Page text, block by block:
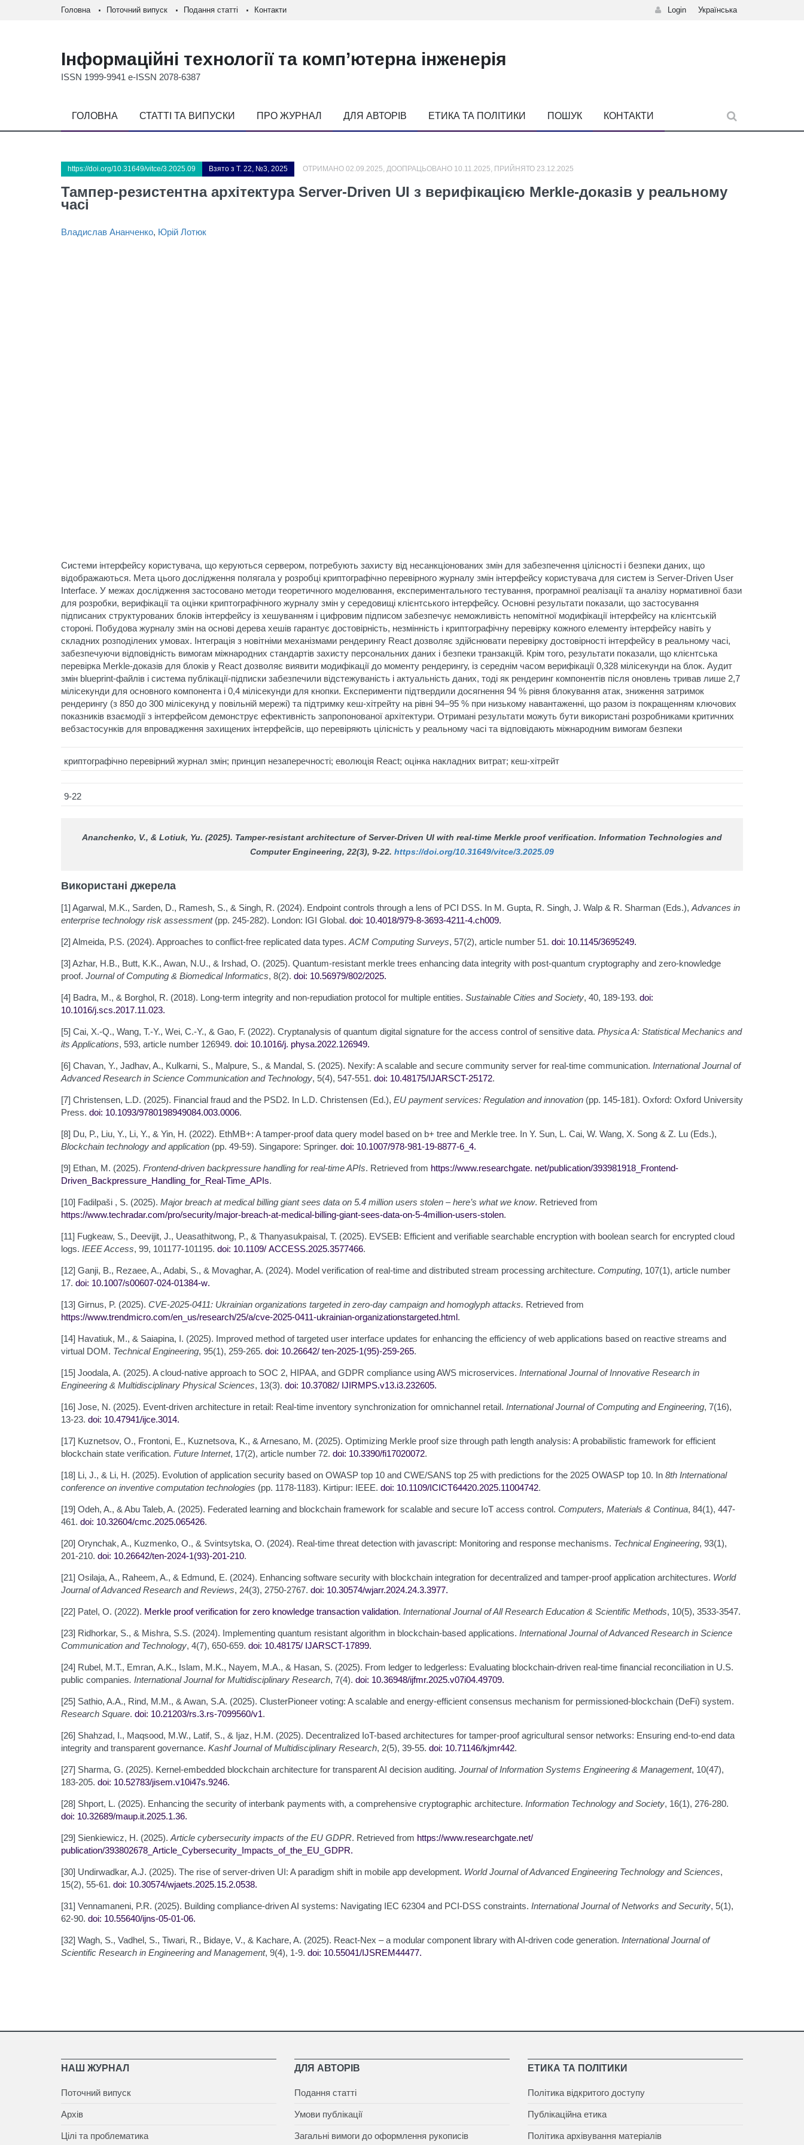
Головна Поточний випуск Подання статті Контакти Login Українська
Інформаційні технології та комп’ютерна інженерія
ISSN 1999-9941 e-ISSN 2078-6387
ГОЛОВНА СТАТТІ ТА ВИПУСКИ ПРО ЖУРНАЛ ДЛЯ АВТОРІВ ЕТИКА ТА ПОЛІТИКИ ПОШУК КОНТАКТИ
https://doi.org/10.31649/vitce/3.2025.09 Взято з Т. 22, №3, 2025 ОТРИМАНО 02.09.2025, ДООПРАЦЬОВАНО 10.11.2025, ПРИЙНЯТО 23.12.2025
Тампер-резистентна архітектура Server-Driven UI з верифікацією Merkle-доказів у реальному
часі
Владислав Ананченко, Юрій Лотюк
Системи інтерфейсу користувача, що керуються сервером, потребують захисту від несанкціонованих змін для забезпечення цілісності і безпеки даних, що
відображаються. Мета цього дослідження полягала у розробці криптографічно перевірного журналу змін інтерфейсу користувача для систем із Server-Driven User
Interface. У межах дослідження застосовано методи теоретичного моделювання, експериментального тестування, програмної реалізації та аналізу нормативної бази
для розробки, верифікації та оцінки криптографічного журналу змін у середовищі клієнтського інтерфейсу. Основні результати показали, що застосування
підписаних структурованих блоків інтерфейсу із хешуванням і цифровим підписом забезпечує неможливість непомітної модифікації інтерфейсу на клієнтській
стороні. Побудова журналу змін на основі дерева хешів гарантує достовірність, незмінність і криптографічну перевірку кожного елементу інтерфейсу навіть у
складних розподілених умовах. Інтеграція з новітніми механізмами рендерингу React дозволяє здійснювати перевірку достовірності інтерфейсу в реальному часі,
забезпечуючи відповідність вимогам міжнародних стандартів захисту персональних даних і безпеки транзакцій. Крім того, результати показали, що клієнтська
перевірка Merkle-доказів для блоків у React дозволяє виявити модифікації до моменту рендерингу, із середнім часом верифікації 0,328 мілісекунди на блок. Аудит
змін blueprint-файлів і система публікації-підписки забезпечили відстежуваність і актуальність даних, тоді як рендеринг компонентів після оновлень тривав лише 2,7
мілісекунди для основного компонента і 0,4 мілісекунди для кнопки. Експерименти підтвердили досягнення 94 % рівня блокування атак, зниження затримок
рендерингу (з 850 до 300 мілісекунд у повільній мережі) та підтримку кеш-хітрейту на рівні 94–95 % при низькому навантаженні, що разом із покращенням ключових
показників взаємодії з інтерфейсом демонструє ефективність запропонованої архітектури. Отримані результати можуть бути використані розробниками критичних
вебзастосунків для впровадження захищених інтерфейсів, що перевіряють цілісність у реальному часі та відповідають міжнародним вимогам безпеки
криптографічно перевірний журнал змін; принцип незаперечності; еволюція React; оцінка накладних витрат; кеш-хітрейт
9-22
Ananchenko, V., & Lotiuk, Yu. (2025). Tamper-resistant architecture of Server-Driven UI with real-time Merkle proof verification. Information Technologies and
Computer Engineering, 22(3), 9-22. https://doi.org/10.31649/vitce/3.2025.09
Використані джерела
[1] Agarwal, M.K., Sarden, D., Ramesh, S., & Singh, R. (2024). Endpoint controls through a lens of PCI DSS. In M. Gupta, R. Singh, J. Walp & R. Sharman (Eds.), Advances in
enterprise technology risk assessment(pp. 245-282). London: IGI Global. doi: 10.4018/979-8-3693-4211-4.ch009.
[2] Almeida, P.S. (2024). Approaches to conflict-free replicated data types. ACM Computing Surveys, 57(2), article number 51. doi: 10.1145/3695249.
[3] Azhar, H.B., Butt, K.K., Awan, N.U., & Irshad, O. (2025). Quantum-resistant merkle trees enhancing data integrity with post-quantum cryptography and zero-knowledge
proof. Journal of Computing & Biomedical Informatics, 8(2). doi: 10.56979/802/2025.
[4] Badra, M., & Borghol, R. (2018). Long-term integrity and non-repudiation protocol for multiple entities. Sustainable Cities and Society, 40, 189-193. doi:
10.1016/j.scs.2017.11.023.
[5] Cai, X.-Q., Wang, T.-Y., Wei, C.-Y., & Gao, F. (2022). Cryptanalysis of quantum digital signature for the access control of sensitive data. Physica A: Statistical Mechanics and
its Applications, 593, article number 126949. doi: 10.1016/j. physa.2022.126949.
[6] Chavan, Y., Jadhav, A., Kulkarni, S., Malpure, S., & Mandal, S. (2025). Nexify: A scalable and secure community server for real-time communication. International Journal of
Advanced Research in Science Communication and Technology, 5(4), 547-551. doi: 10.48175/IJARSCT-25172.
[7] Christensen, L.D. (2025). Financial fraud and the PSD2. In L.D. Christensen (Ed.), EU payment services: Regulation and innovation (pp. 145-181). Oxford: Oxford University
Press. doi: 10.1093/9780198949084.003.0006.
[8] Du, P., Liu, Y., Li, Y., & Yin, H. (2022). EthMB+: A tamper-proof data query model based on b+ tree and Merkle tree. In Y. Sun, L. Cai, W. Wang, X. Song & Z. Lu (Eds.),
Blockchain technology and application (pp. 49-59). Singapore: Springer. doi: 10.1007/978-981-19-8877-6_4.
[9] Ethan, M. (2025). Frontend-driven backpressure handling for real-time APIs. Retrieved from https://www.researchgate. net/publication/393981918_Frontend-
Driven_Backpressure_Handling_for_Real-Time_APIs.
[10] Fadilpaši , S. (2025). Major breach at medical billing giant sees data on 5.4 million users stolen – here’s what we know. Retrieved from
https://www.techradar.com/pro/security/major-breach-at-medical-billing-giant-sees-data-on-5-4million-users-stolen.
[11] Fugkeaw, S., Deevijit, J., Ueasathitwong, P., & Thanyasukpaisal, T. (2025). EVSEB: Efficient and verifiable searchable encryption with boolean search for encrypted cloud
logs. IEEE Access, 99, 101177-101195. doi: 10.1109/ ACCESS.2025.3577466.
[12] Ganji, B., Rezaee, A., Adabi, S., & Movaghar, A. (2024). Model verification of real-time and distributed stream processing architecture. Computing, 107(1), article number
17. doi: 10.1007/s00607-024-01384-w.
[13] Girnus, P. (2025). CVE-2025-0411: Ukrainian organizations targeted in zero-day campaign and homoglyph attacks. Retrieved from
https://www.trendmicro.com/en_us/research/25/a/cve-2025-0411-ukrainian-organizationstargeted.html.
[14] Havatiuk, M., & Saiapina, I. (2025). Improved method of targeted user interface updates for enhancing the efficiency of web applications based on reactive streams and
virtual DOM. Technical Engineering, 95(1), 259-265. doi: 10.26642/ ten-2025-1(95)-259-265.
[15] Joodala, A. (2025). A cloud-native approach to SOC 2, HIPAA, and GDPR compliance using AWS microservices. International Journal of Innovative Research in
Engineering & Multidisciplinary Physical Sciences, 13(3). doi: 10.37082/ IJIRMPS.v13.i3.232605.
[16] Jose, N. (2025). Event-driven architecture in retail: Real-time inventory synchronization for omnichannel retail. International Journal of Computing and Engineering, 7(16),
13-23. doi: 10.47941/ijce.3014.
[17] Kuznetsov, O., Frontoni, E., Kuznetsova, K., & Arnesano, M. (2025). Optimizing Merkle proof size through path length analysis: A probabilistic framework for efficient
blockchain state verification. Future Internet, 17(2), article number 72. doi: 10.3390/fi17020072.
[18] Li, J., & Li, H. (2025). Evolution of application security based on OWASP top 10 and CWE/SANS top 25 with predictions for the 2025 OWASP top 10. In 8th International
conference on inventive computation technologies (pp. 1178-1183). Kirtipur: IEEE. doi: 10.1109/ICICT64420.2025.11004742.
[19] Odeh, A., & Abu Taleb, A. (2025). Federated learning and blockchain framework for scalable and secure IoT access control. Computers, Materials & Continua, 84(1), 447-
461. doi: 10.32604/cmc.2025.065426.
[20] Orynchak, A., Kuzmenko, O., & Svintsytska, O. (2024). Real-time threat detection with javascript: Monitoring and response mechanisms. Technical Engineering, 93(1),
201-210. doi: 10.26642/ten-2024-1(93)-201-210.
[21] Osilaja, A., Raheem, A., & Edmund, E. (2024). Enhancing software security with blockchain integration for decentralized and tamper-proof application architectures. World
Journal of Advanced Research and Reviews, 24(3), 2750-2767. doi: 10.30574/wjarr.2024.24.3.3977.
[22] Patel, O. (2022). Merkle proof verification for zero knowledge transaction validation. International Journal of All Research Education & Scientific Methods, 10(5), 3533-3547.
[23] Ridhorkar, S., & Mishra, S.S. (2024). Implementing quantum resistant algorithm in blockchain-based applications. International Journal of Advanced Research in Science
Communication and Technology, 4(7), 650-659. doi: 10.48175/ IJARSCT-17899.
[24] Rubel, M.T., Emran, A.K., Islam, M.K., Nayem, M.A., & Hasan, S. (2025). From ledger to ledgerless: Evaluating blockchain-driven real-time financial reconciliation in U.S.
public companies. International Journal for Multidisciplinary Research, 7(4). doi: 10.36948/ijfmr.2025.v07i04.49709.
[25] Sathio, A.A., Rind, M.M., & Awan, S.A. (2025). ClusterPioneer voting: A scalable and energy-efficient consensus mechanism for permissioned-blockchain (DeFi) system.
Research Square. doi: 10.21203/rs.3.rs-7099560/v1.
[26] Shahzad, I., Maqsood, M.W., Latif, S., & Ijaz, H.M. (2025). Decentralized IoT-based architectures for tamper-proof agricultural sensor networks: Ensuring end-to-end data
integrity and transparent governance. Kashf Journal of Multidisciplinary Research, 2(5), 39-55. doi: 10.71146/kjmr442.
[27] Sharma, G. (2025). Kernel-embedded blockchain architecture for transparent AI decision auditing. Journal of Information Systems Engineering & Management, 10(47),
183-205. doi: 10.52783/jisem.v10i47s.9246.
[28] Shport, L. (2025). Enhancing the security of interbank payments with, a comprehensive cryptographic architecture. Information Technology and Society, 16(1), 276-280.
doi: 10.32689/maup.it.2025.1.36.
[29] Sienkiewicz, H. (2025). Article cybersecurity impacts of the EU GDPR. Retrieved from https://www.researchgate.net/
publication/393802678_Article_Cybersecurity_Impacts_of_the_EU_GDPR.
[30] Undirwadkar, A.J. (2025). The rise of server-driven UI: A paradigm shift in mobile app development. World Journal of Advanced Engineering Technology and Sciences,
15(2), 55-61. doi: 10.30574/wjaets.2025.15.2.0538.
[31] Vennamaneni, P.R. (2025). Building compliance-driven AI systems: Navigating IEC 62304 and PCI-DSS constraints. International Journal of Networks and Security, 5(1),
62-90. doi: 10.55640/ijns-05-01-06.
[32] Wagh, S., Vadhel, S., Tiwari, R., Bidaye, V., & Kachare, A. (2025). React-Nex – a modular component library with AI-driven code generation. International Journal of
Scientific Research in Engineering and Management, 9(4), 1-9. doi: 10.55041/IJSREM44477.
НАШ ЖУРНАЛ
Поточний випуск
Архів
Цілі та проблематика
ДЛЯ АВТОРІВ
Подання статті
Умови публікації
Загальні вимоги до оформлення рукописів
ЕТИКА ТА ПОЛІТИКИ
Політика відкритого доступу
Публікаційна етика
Політика архівування матеріалів